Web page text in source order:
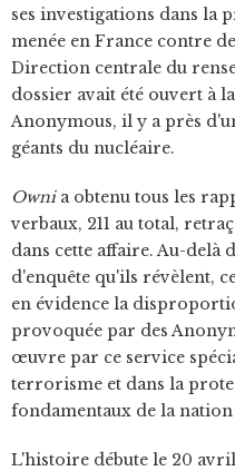
ses investigations dans la
menée en France contre
Direction centrale du
dossier avait été ouvert à
Anonymous, il y a près
géants du nucléaire.
Ownia obtenu tous les
verbaux, 211 au total,
dans cette affaire. Au-delà
d'enquête qu'ils révèlent,
en évidence la
provoquée par des
œuvre par ce service
terrorisme et dans la
fondamentaux de la
L'histoire débute le 20